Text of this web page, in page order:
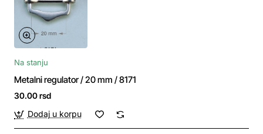
Na stanju
Metalni regulator / 20 mm / 8171
30.00 rsd
Dodaj u korpu